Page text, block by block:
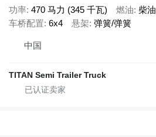
功率 470 马力 (345 千瓦) 燃油 柴油
车桥配置 6x4 悬架 弹簧/弹簧
中国
TITAN Semi Trailer Truck